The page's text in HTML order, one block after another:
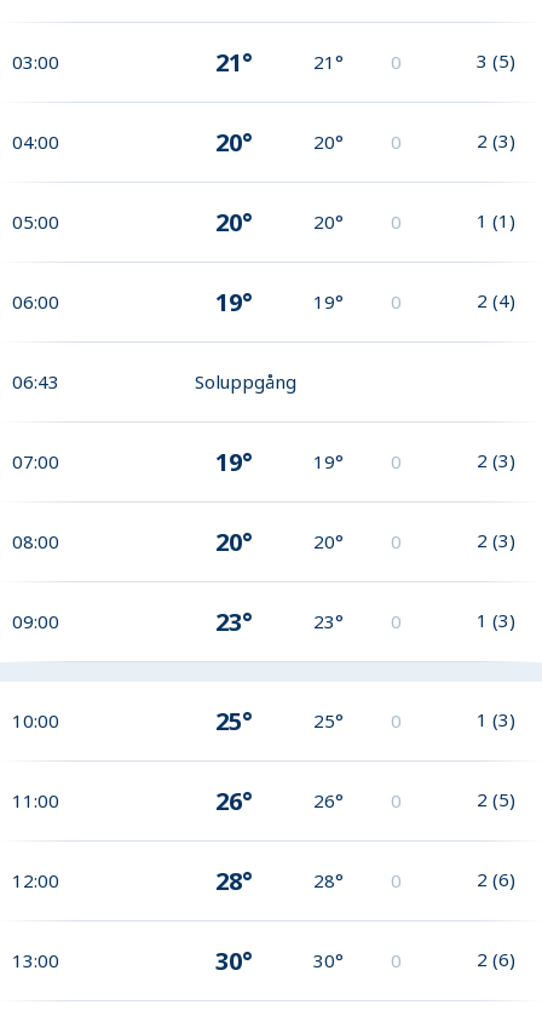
03:00 21° 21° 0 3 (5)
04:00 20° 20° 0 2 (3)
05:00 20° 20° 0 1 (1)
06:00 19° 19° 0 2 (4)
06:43 Soluppgång
07:00 19° 19° 0 2 (3)
08:00 20° 20° 0 2 (3)
09:00 23° 23° 0 1 (3)
10:00 25° 25° 0 1 (3)
11:00 26° 26° 0 2 (5)
12:00 28° 28° 0 2 (6)
13:00 30° 30° 0 2 (6)